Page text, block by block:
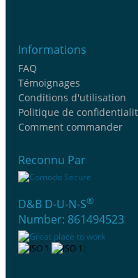
Informations
FAQ
Témoignages
Conditions d'utilisation
Politique de
Comment commander
Reconnu Par
D&B D-U-N-S®
Number: 861494523